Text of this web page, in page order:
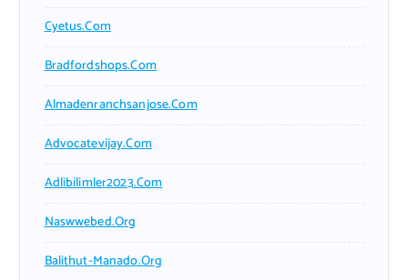
Cyetus.com
Bradfordshops.com
Almadenranchsanjose.com
Advocatevijay.com
Adlibilimler2023.com
Naswwebed.org
Balithut-Manado.org